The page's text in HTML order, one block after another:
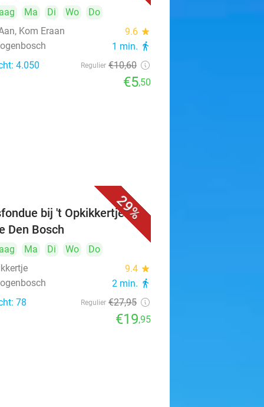
Ma Di Wo
Do
Kom Eraan
9.6 star
1 min. directions_walk
4.050 Regulier €10,60
€5,50
29%
bij 't Opkikkertje in
Den Bosch
Ma Di Wo
Do
9.4 star
2 min. directions_walk
78 Regulier €27,95
€19,95